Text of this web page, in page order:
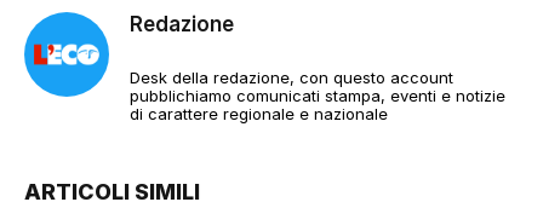
Redazione
Desk della redazione, con questo account
pubblichiamo comunicati stampa, eventi e notizie
di carattere regionale e nazionale
ARTICOLI SIMILI